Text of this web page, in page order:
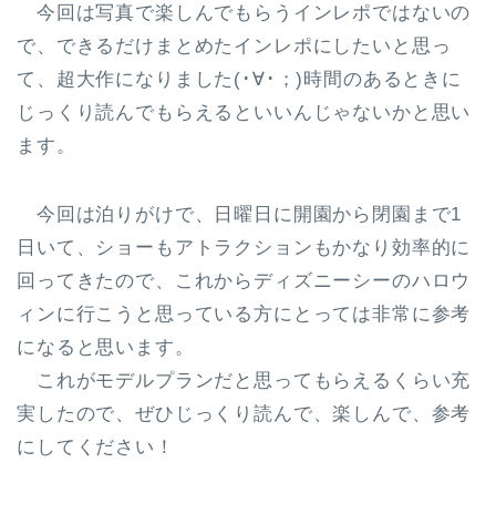
今回は写真で楽しんでもらうインレポではないの
で、できるだけまとめたインレポにしたいと思っ
て、超大作になりました(･∀･；)時間のあるときに
じっくり読んでもらえるといいんじゃないかと思い
ます。
今回は泊りがけで、日曜日に開園から閉園まで1
日いて、ショーもアトラクションもかなり効率的に
回ってきたので、これからディズニーシーのハロウ
ィンに行こうと思っている方にとっては非常に参考
になると思います。
これがモデルプランだと思ってもらえるくらい充
実したので、ぜひじっくり読んで、楽しんで、参考
にしてください！